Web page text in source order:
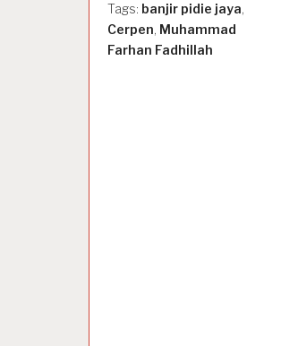
Tags: banjir pidie jaya,
Cerpen, Muhammad
Farhan Fadhillah